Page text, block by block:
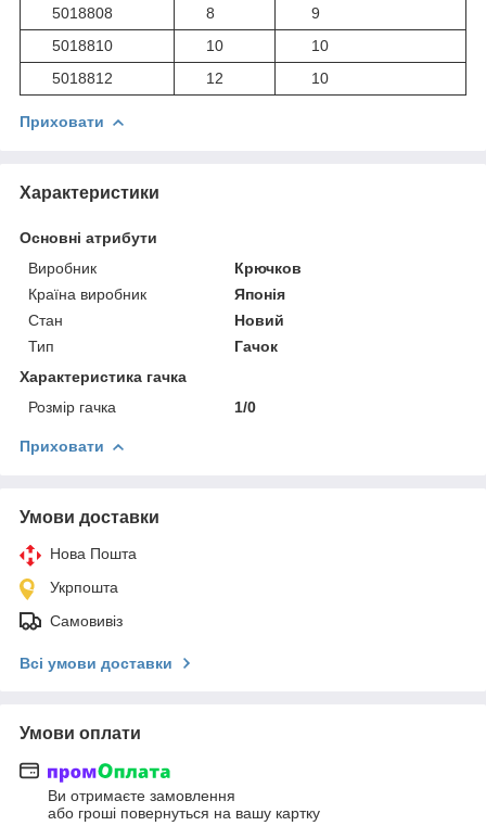
5018808
8
9
5018810
10
10
5018812
12 10
Приховати
Характеристики
Основні атрибути
Виробник
Крючков
Країна виробник
Японія
Стан
Новий
Тип
Гачок
Характеристика гачка
Розмір гачка
1/0
Приховати
Умови доставки
Нова Пошта
Укрпошта
Самовивіз
Всі умови доставки
Умови оплати
Ви отримаєте замовлення
або гроші повернуться на вашу картку